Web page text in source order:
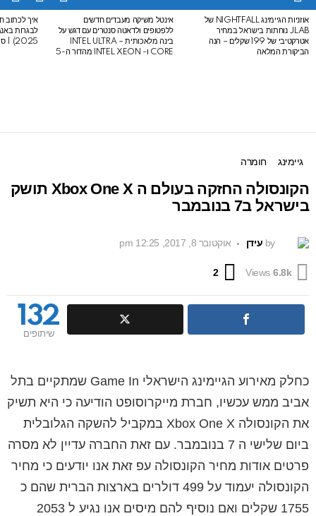
Menu
SKIN
LATEST
STORIES
אוזניות הגיימינג NIGHTFALL של
JLAB נוחתות בישראל במחיר
אטרקטיבי של 199 שקלים – הנה
הביקורת המלאה
אינטל משיקה מעבדים חדשים
ללפטופים ולדאטה סנטרים עם דגש על
בינה מלאכותית – INTEL ULTRA
CORE ו- INTEL XEON מהדור ה-5
איך לכתוב
2025) | סיכום לבגרות באנגלית
גיימינג חומרה
הקונסולה החזקה בעולם ה Xbox One X תושק
בישראל ב7 בנובמבר
by עידן אוקטובר 8, 2017, 12:25 pm
6.8k
Views
2
132
שיתופים
כחלק מאירוע הגיימינג הישראלי Game In שמתקיים בתל
אביב ממש עכשיו, חברת מייקרוסופט הודיעה כי היא תשיק
את הקונסולה Xbox One X במקביל להשקה הגלובלית
ביום שלישי ה 7 בנובמבר. עם זאת החברה עדיין לא מסרה
פרטים אודות מחיר הקונסולה עפ זאת אנו יודעים כי מחיר
הקונסולה יעמוד על 499 דולרים בארצות הברית שהם כ
1755 שקלים ואם נוסיף להם מיסים אנו נגיע ל 2053